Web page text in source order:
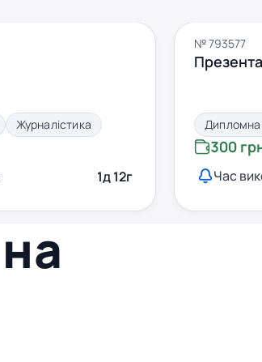
Журналістика
1д 12г
№ 793577
Дипломна
300
Час
на